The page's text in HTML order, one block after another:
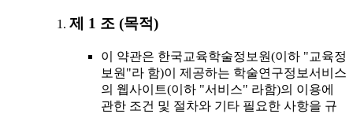
제 1 조 (목적)
이 약관은 한국교육학술정보원(이하 "교육정
보원"라 함)이 제공하는 학술연구정보서비스
의 웹사이트(이하 "서비스" 라함)의 이용에
관한 조건 및 절차와 기타 필요한 사항을 규